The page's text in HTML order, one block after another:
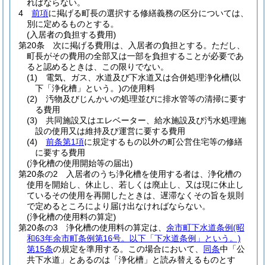
ればならない。
4
前項に掲げる町長の選択する修繕義務の区分については、
別に定めるものとする。
(入居者の負担する費用)
第20条
次に掲げる費用は、入居者の負担とする。 ただし、
町長がその費用の全部又は一部を負担することが必要であ
ると認めるときは、この限りでない。
(1)
電気、ガス、水道及び下水道又は合併処理浄化槽(以
下「浄化槽」という。)の使用料
(2)
汚物及びじんかいの処理並びに排水管等の清掃に要す
る費用
(3)
共同施設又はエレベーター、給水施設及び汚水処理施
設の使用又は維持及び運営に要する費用
(4)
前条第1項に規定するもの以外の町公営住宅等の修繕
に要する費用
(浄化槽の使用開始等の届出)
第20条の2
入居者のうち浄化槽を使用する者は、浄化槽の
使用を開始し、休止し、若しくは廃止し、又は現に休止し
ているその使用を再開したときは、遅滞なくその旨を規則
で定めるところにより届け出なければならない。
(浄化槽の使用料の算定)
第20条の3
浄化槽の使用料の算定は、 余市町下水道条例(昭
和63年余市町条例第16号。以下「下水道条例」という。)
第15条の規定を準用する。 この場合において、 同条中「公
共下水道」とあるのは「浄化槽」と読み替えるものとす